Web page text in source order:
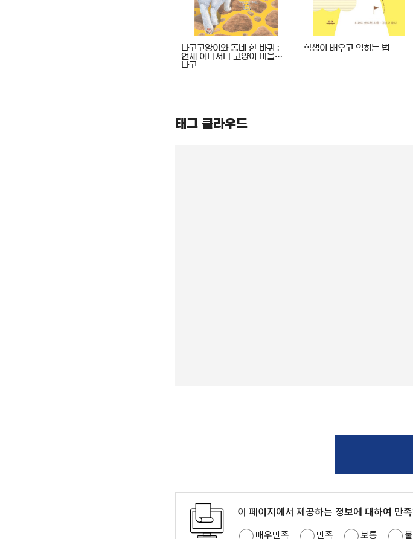
나고고양이와 동네 한 바퀴 :
언제 어디서나 고양이 마을…
나고
학생이 배우고 익히는 법
태그 클라우드
이 페이지에서 제공하는 정보에 대하여 만
매우만족 만족 보통